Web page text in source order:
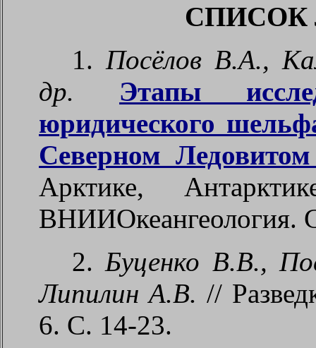
СПИСОК
1. Посёлов В.А.,
др.
Этапы
юридического
Северном
Арктике,
ВНИИОкеангеология.
2. Буценко В.В.,
Липилин А.В. //
6. С. 14-23.